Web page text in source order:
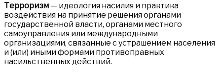
Терроризм — идеология насилия и практика
воздействия на принятие решения органами
государственной власти, органами местного
самоуправления или международными
организациями, связанные с устрашением населения
и (или) иными формами противоправных
насильственных действий.